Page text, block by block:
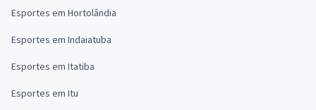
Esportes em Hortolândia
Esportes em Indaiatuba
Esportes em Itatiba
Esportes em Itu